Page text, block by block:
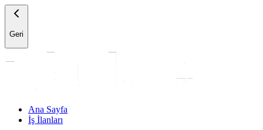
Geri
Ana Sayfa
İş İlanları